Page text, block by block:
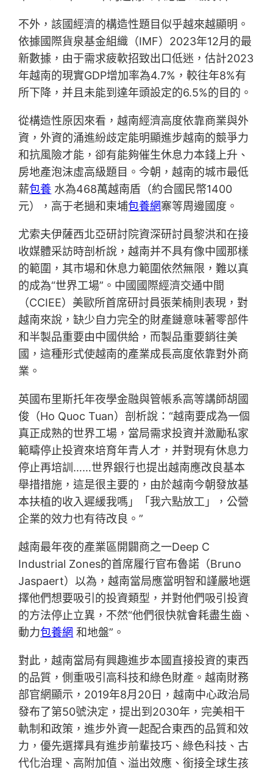
不外，該國經濟的構造性題目似乎越來越顯明。
依據國際貨泉基金組織（IMF）2023年12月的最
新數據，由于需求疲軟招致出口低迷，估計2023
年越南的現實GDP增加率為4.7%，較往年8%有
所下降，并且未能到達年頭設定的6.5%的目的。
從構造性原因來看，越南經濟高度依靠商業與外
資，外資的涌進紛歧定能明顯進步越南的競爭力
和抗風險才能，卻有能夠催生休息力本錢上升、
房地產泡沫虛高級題目。今朝，越南的城市最低
薪包養 水為468萬越南盾（約合國民幣1400
元），高于老撾和柬埔包養網寨等周邊國度。
尤索夫伊薩西北亞研討院資深研討員黎洪和在接
收媒體采訪時剖析說，越南并不具有像中國那樣
的範圍，其市場和休息力範圍依然無限，難以真
的成為“世界工場”。中國國際經濟交通中間
（CCIEE）美歐所首席研討員張茉楠則表現，對
越南來說，缺少自力完全的財產鏈意味著零部件
和半製品重要由中國供給，而製品重要銷往美
國，這種形式使越南的產業成長高度依靠對外商
業。
英國布里斯托年夜學金融與管帳系高等講師胡國
俊（Ho Quoc Tuan）剖析說：“越南要成為一個
真正成熟的世界工場，當局需求投資并激勵私家
範疇停止投資來培育年青人才，并對現有休息力
停止再培訓……世界銀行也提出越南應改良基本
舉措措施，這是很主要的，由於越南今朝發放基
本扶植的收入遲緩我嗎」「我六點放工」，公營
企業的效力也有待改良。”
越南最年夜的產業區開闢商之一Deep C
Industrial Zones的首席履行官布魯諾（Bruno
Jaspaert）以為，越南當局應當明智和謹嚴地選
擇他們想要吸引的投資類型，并對他們吸引投資
的方法停止立異，不然“他們很快就會耗盡生齒、
動力包養網 和地盤”。
對此，越南當局有興趣進步本國直接投資的東西
的品質，側重吸引高科技和綠色財產。越南財務
部官網顯示，2019年8月20日，越南中心政治局
發布了第50號決定，提出到2030年，完美相干
軌制和政策，進步外資一起配合東西的品質和效
力，優先選擇具有進步前輩技巧、綠色科技、古
代化治理、高附加值、溢出效應、銜接全球生孩